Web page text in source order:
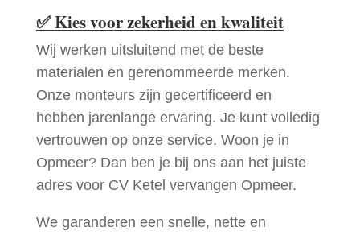
✅Kies voor zekerheid en kwaliteit
Wij werken uitsluitend met de beste
materialen en gerenommeerde merken.
Onze monteurs zijn gecertificeerd en
hebben jarenlange ervaring. Je kunt volledig
vertrouwen op onze service. Woon je in
Opmeer? Dan ben je bij ons aan het juiste
adres voor CV Ketel vervangen Opmeer.
We garanderen een snelle, nette en